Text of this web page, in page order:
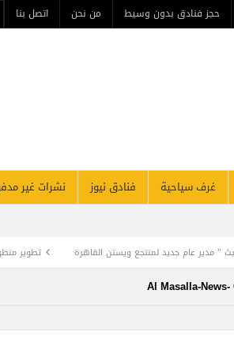
بدون وسيط من نحن اتصل بنا
فنادق نيوز نشرات غير مدفوعة
القاهرة تطوير منظومة العمل السياحي في
Al